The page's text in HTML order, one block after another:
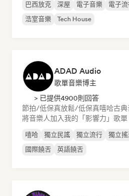
巴西放克 深屋 電子音樂 電子
浩室音樂
Tech House
ADAD Audio
歌單音樂博主
> 已提供4900則回答
節拍/低保真放鬆/低保真嘻哈古典
將音樂人加入我的「影響力」歌單
嘻哈 獨立民謠 獨立流行 獨立
國際饒舌
英語饒舌